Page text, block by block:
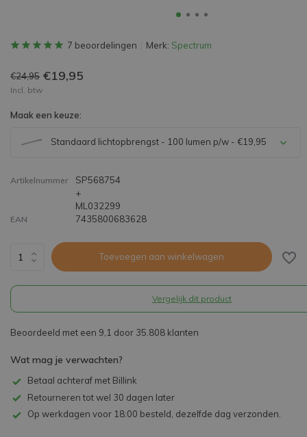
7 beoordelingen Merk: Spectrum
€24,95 €19,95
Incl. btw
Maak een keuze:
Standaard lichtopbrengst - 100 lumen p/w - €19,95
Artikelnummer
SP568754
+
ML032299
EAN 7435800683628
Toevoegen aan winkelwagen
Vergelijk dit product
Beoordeeld met een 9,1 door 35.808 klanten
Wat mag je verwachten?
Betaal achteraf met Billink
Retourneren tot wel 30 dagen later
Op werkdagen voor 18:00 besteld, dezelfde dag verzonden.